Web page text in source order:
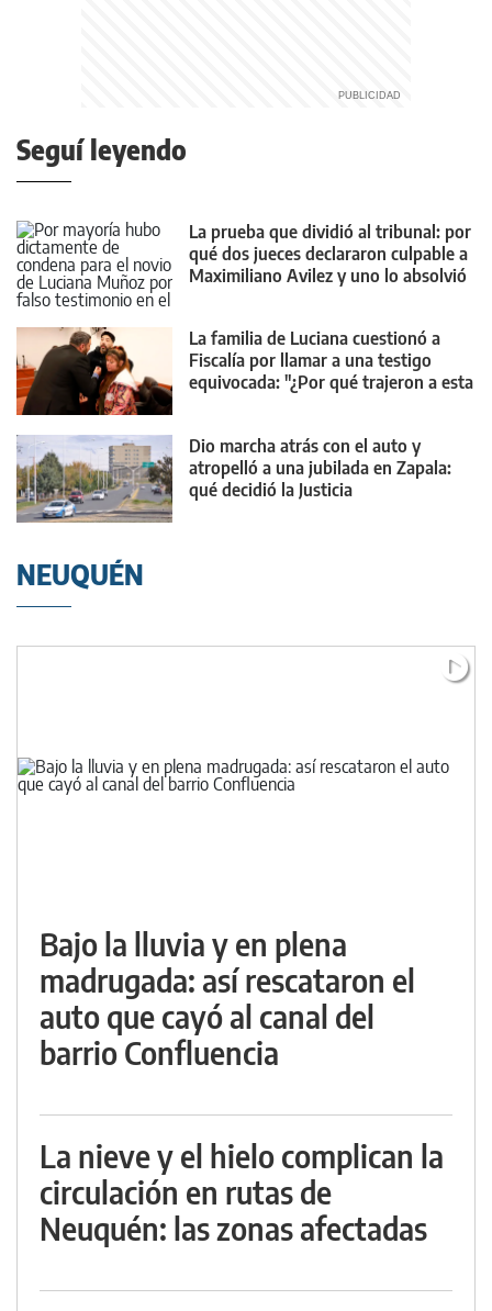
Seguí leyendo
La prueba que dividió al tribunal: por
qué dos jueces declararon culpable a
Maximiliano Avilez y uno lo absolvió
La familia de Luciana cuestionó a
Fiscalía por llamar a una testigo
equivocada: "¿Por qué trajeron a esta
Dio marcha atrás con el auto y
atropelló a una jubilada en Zapala:
qué decidió la Justicia
NEUQUÉN
Bajo la lluvia y en plena
madrugada: así rescataron el
auto que cayó al canal del
barrio Confluencia
La nieve y el hielo complican la
circulación en rutas de
Neuquén: las zonas afectadas